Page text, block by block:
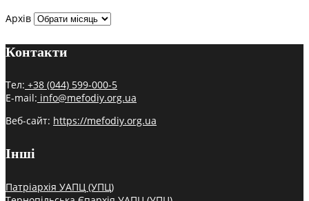
Архів
Контакти
Тел: +38 (044) 599-000-5
E-mail: info@mefodiy.org.ua
Веб-сайт: https://mefodiy.org.ua
Інші
Патріархія УАПЦ (УПЦ)